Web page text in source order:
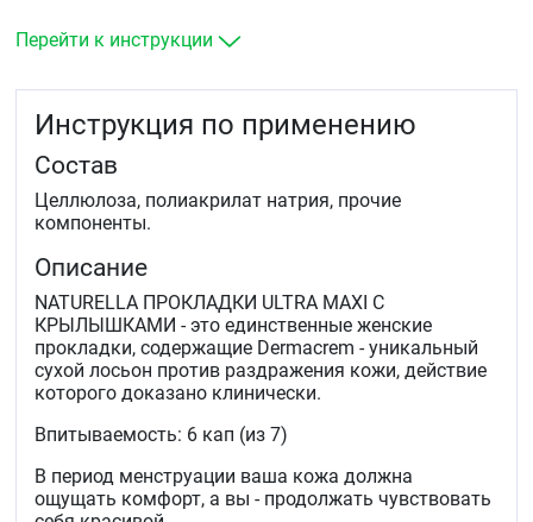
Перейти к инструкции
Инструкция по применению
Состав
Целлюлоза, полиакрилат натрия, прочие
компоненты.
Описание
NATURELLA ПРОКЛАДКИ ULTRA MAXI С
КРЫЛЫШКАМИ - это единственные женские
прокладки, содержащие Dermacrem - уникальный
сухой лосьон против раздражения кожи, действие
которого доказано клинически.
Впитываемость: 6 кап (из 7)
В период менструации ваша кожа должна
ощущать комфорт, а вы - продолжать чувствовать